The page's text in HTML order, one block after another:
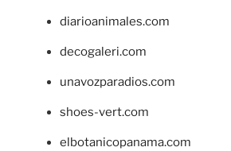
diarioanimales.com
decogaleri.com
unavozparadios.com
shoes-vert.com
elbotanicopanama.com